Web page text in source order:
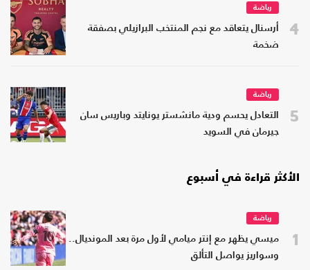
4
رياضة
أرسنال يتعاقد مع نجم المنتخب البرازيلي بصفقة
ضخمة
5
رياضة
التعادل يحسم ودية مانشستر يونايتد وباريس سان
جيرمان في السويد
الأكثر قراءة في أسبوع
1
رياضة
ميسي يظهر مع إنتر ميامي لأول مرة بعد المونديال..
وسواريز يواصل التألق